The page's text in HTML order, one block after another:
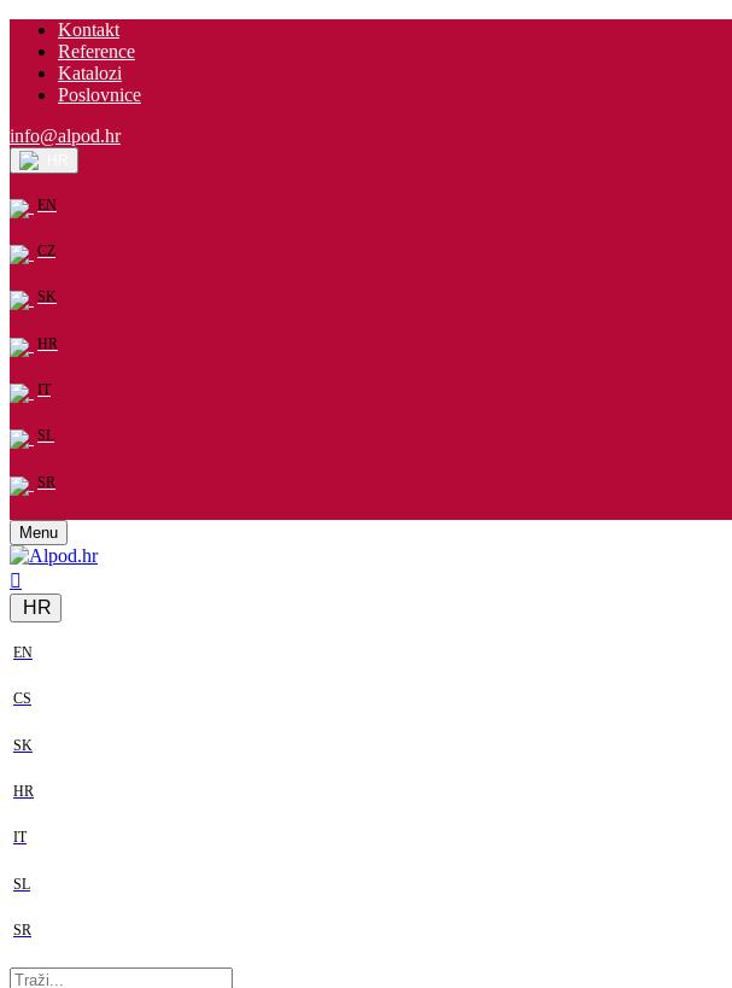
Kontakt
Reference
Katalozi
Poslovnice
info@alpod.hr
EN
CZ
SK
HR
IT
SL
SR
Menu
HR
EN
CS
SK
HR
IT
SL
SR